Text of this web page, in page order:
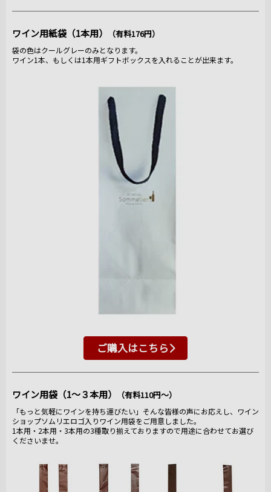
ワイン用紙袋（1本用） （有料176円）
袋の色はクールグレーのみとなります。
ワイン1本、もしくは1本用ギフトボックスを入れることが出来ます。
ご購入はこちら
ワイン用袋（1～３本用） （有料110円～）
「もっと気軽にワインを持ち運びたい」そんな皆様の声にお応えし、ワイン
ショップソムリエロゴ入りワイン用袋をご用意しました。
1本用・2本用・3本用の3種取り揃えておりますので用途に合わせてお選び
くださいませ。